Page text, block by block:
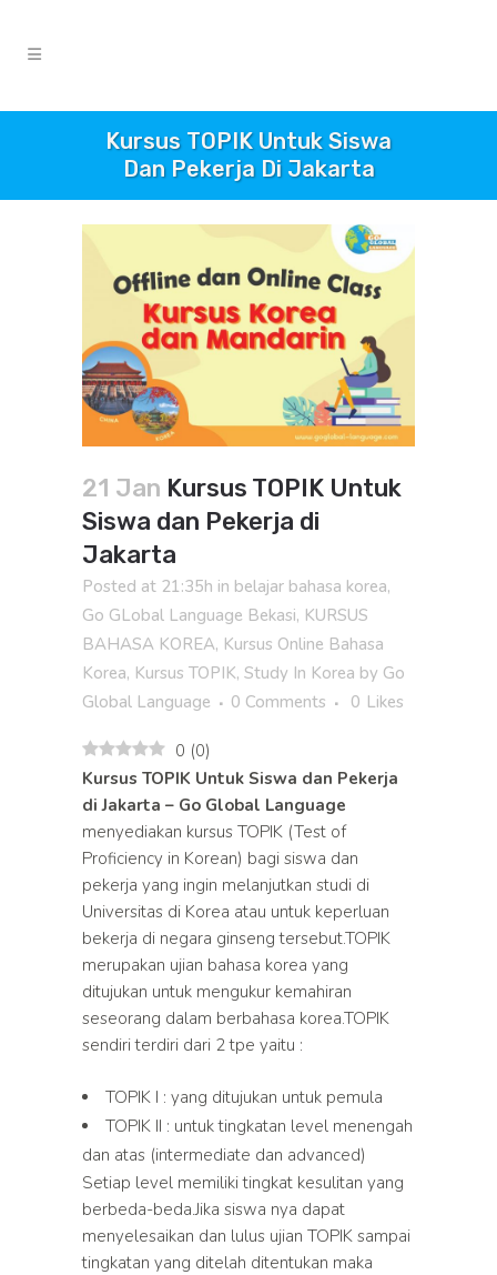
Kursus TOPIK Untuk Siswa
Dan Pekerja Di Jakarta
21 Jan Kursus TOPIK Untuk
Siswa dan Pekerja di
Jakarta
Posted at 21:35h in belajar bahasa korea,
Go GLobal Language Bekasi, KURSUS
BAHASA KOREA, Kursus Online Bahasa
Korea, Kursus TOPIK, Study In Korea by Go
Global Language
0 Comments 0 Likes
0 (0)
Kursus TOPIK Untuk Siswa dan Pekerja
di Jakarta – Go Global Language
menyediakan kursus TOPIK (Test of
Proficiency in Korean) bagi siswa dan
pekerja yang ingin melanjutkan studi di
Universitas di Korea atau untuk keperluan
bekerja di negara ginseng tersebut.TOPIK
merupakan ujian bahasa korea yang
ditujukan untuk mengukur kemahiran
seseorang dalam berbahasa korea.TOPIK
sendiri terdiri dari 2 tpe yaitu :
TOPIK I : yang ditujukan untuk pemula
TOPIK II : untuk tingkatan level menengah
dan atas (intermediate dan advanced)
Setiap level memiliki tingkat kesulitan yang
berbeda-beda.Jika siswa nya dapat
menyelesaikan dan lulus ujian TOPIK sampai
tingkatan yang ditelah ditentukan maka